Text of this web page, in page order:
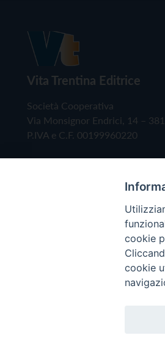
Vita Trentina Editrice
Società Cooperativa
Via Monsignor Endrici, 14 –
P.IVA e C.F. 00199960220
Copyright © 2019 - Tutti
cookie
cookie